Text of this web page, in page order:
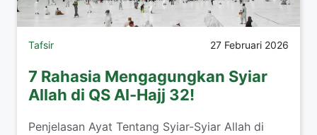
Tafsir 27 Februari 2026
7 Rahasia Mengagungkan Syiar
Allah di QS Al-Hajj 32!
Penjelasan Ayat Tentang Syiar-Syiar Allah di